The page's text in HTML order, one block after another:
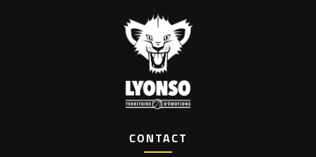
CONTACT